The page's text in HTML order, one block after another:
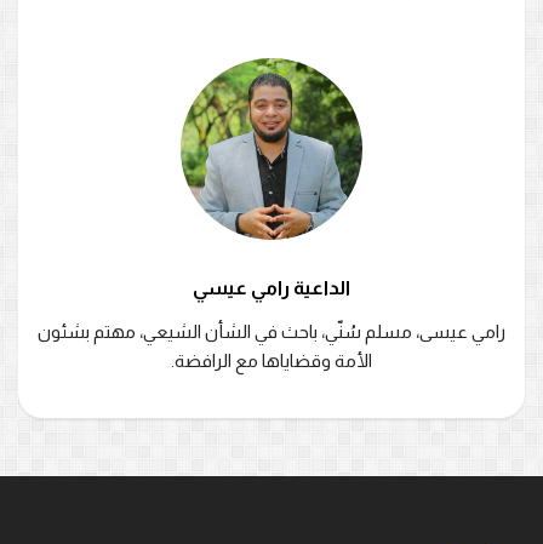
الداعية رامي عيسي
رامي عيسى، مسلم سُنّي، باحث في الشأن الشيعي، مهتم بشئون
الأمة وقضاياها مع الرافضة.